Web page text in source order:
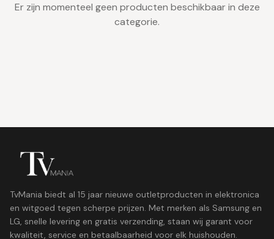
Er zijn momenteel geen producten beschikbaar in deze
categorie.
TvMania biedt al 15 jaar nieuwe outletproducten in elektronica
en witgoed tegen scherpe prijzen. Met merken als Samsung en
LG, snelle levering en gratis verzending, staan wij garant voor
kwaliteit, service en betaalbaarheid voor elk huishouden.